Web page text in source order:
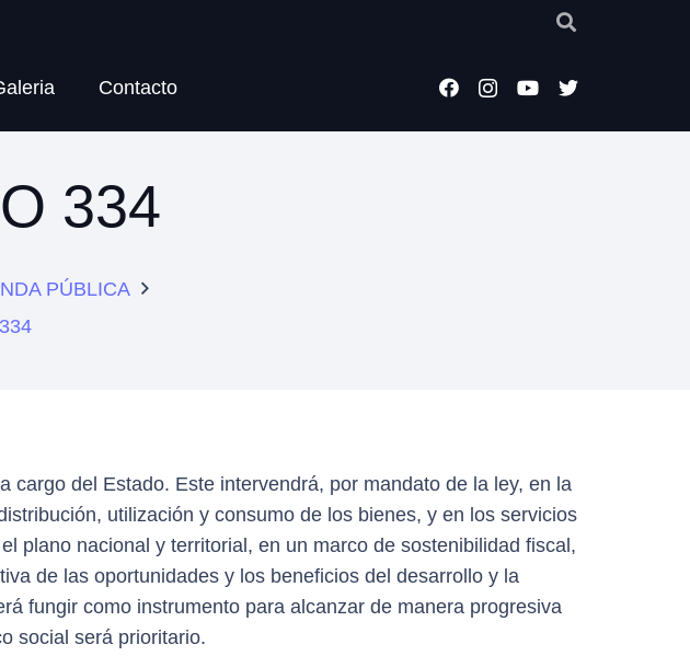
Contacto
334
PÚBLICA
cargo del Estado. Este intervendrá, por mandato de la ley, en la
utilización y consumo de los bienes, y en los servicios
plano nacional y territorial, en un marco de sostenibilidad fiscal,
de las oportunidades y los beneficios del desarrollo y la
fungir como instrumento para alcanzar de manera progresiva
social será prioritario.